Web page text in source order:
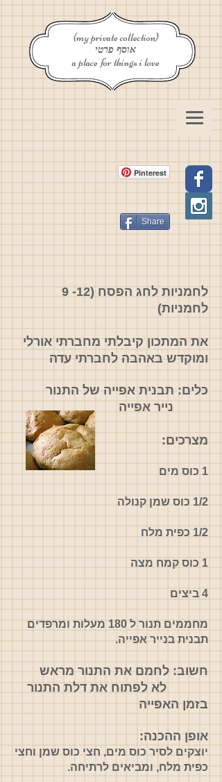
{my private collection}
אוסף פרטי
a place for things i love
Pinterest
Share
לחמניות לחג הפסח
(12- 9
לחמניות)
את המתכון קיבלתי מחברתי אורלי
ומוקדש באהבה לחברתי עדה
כלים:תבנית אפייה של התנור
נייר אפייה
מצרכים:
1 כוס מים
1/2 כוס שמן קנולה
1/2 כפית מלח
1 כוס קמח מצה
4 ביצים
מחממים תנור ל 180 מעלות ומרפדים
תבנית בנייר אפייה.
חשוב: לחמם את התנור מראש
לא לפתוח את דלת התנור
בזמן האפייה
אופן ההכנה:
יוצקים לסיר כוס מים, חצי כוס שמן וחצי
כפית מלח, ומביאים לרתיחה.